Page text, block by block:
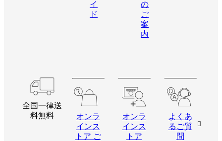
イ
ド
の
ご
案
内
全国一律送
料無料
オンラ
インス
トア ご
オンラ
インス
トア
よくあ
るご質
問